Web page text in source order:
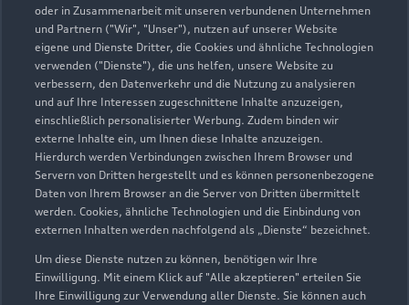
oder in Zusammenarbeit mit unseren verbundenen Unternehmen
und Partnern ("Wir", "Unser"), nutzen auf unserer Website
eigene und Dienste Dritter, die Cookies und ähnliche Technologien
verwenden ("Dienste"), die uns helfen, unsere Website zu
verbessern, den Datenverkehr und die Nutzung zu analysieren
und auf Ihre Interessen zugeschnittene Inhalte anzuzeigen,
einschließlich personalisierter Werbung. Zudem binden wir
externe Inhalte ein, um Ihnen diese Inhalte anzuzeigen.
Hierdurch werden Verbindungen zwischen Ihrem Browser und
Servern von Dritten hergestellt und es können personenbezogene
Daten von Ihrem Browser an die Server von Dritten übermittelt
werden. Cookies, ähnliche Technologien und die Einbindung von
externen Inhalten werden nachfolgend als „Dienste“ bezeichnet.
Um diese Dienste nutzen zu können, benötigen wir Ihre
Einwilligung. Mit einem Klick auf "Alle akzeptieren" erteilen Sie
Ihre Einwilligung zur Verwendung aller Dienste. Sie können auch
Bei Der Lohmühle 6
23554 Lübeck